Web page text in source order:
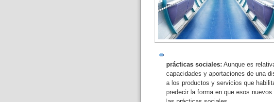
prácticas sociales: Aunque es
capacidades y aportaciones de una
a los productos y servicios que
predecir la forma en que esos